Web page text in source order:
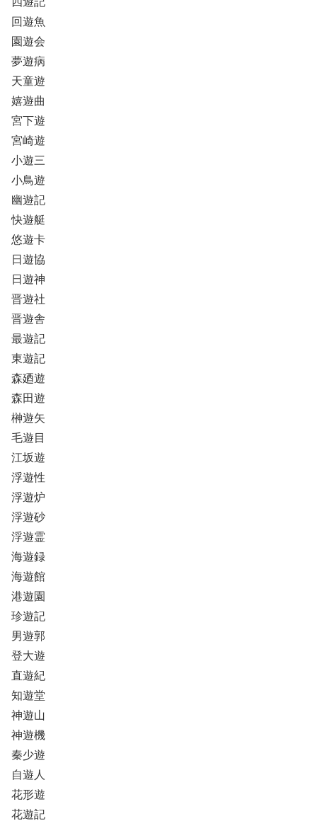
回遊魚
園遊会
夢遊病
天童遊
嬉遊曲
宮下遊
宮崎遊
小遊三
小鳥遊
幽遊記
快遊艇
悠遊卡
日遊協
日遊神
晋遊社
晋遊舎
最遊記
東遊記
森廼遊
森田遊
榊遊矢
毛遊目
江坂遊
浮遊性
浮遊炉
浮遊砂
浮遊霊
海遊録
海遊館
港遊園
珍遊記
男遊郭
登大遊
直遊紀
知遊堂
神遊山
神遊機
秦少遊
自遊人
花形遊
花遊記